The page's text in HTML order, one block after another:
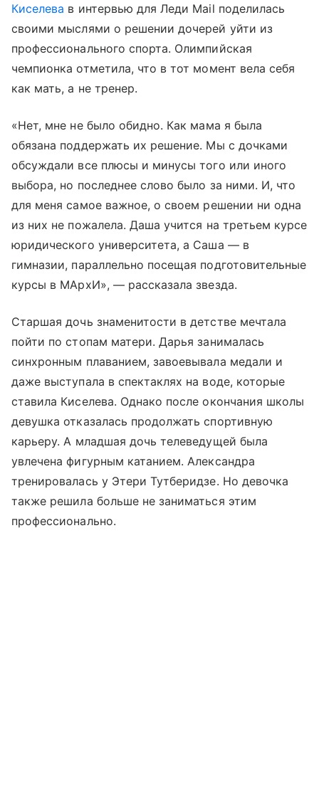
Киселева в интервью для Леди Mail поделилась
своими мыслями о решении дочерей уйти из
профессионального спорта. Олимпийская
чемпионка отметила, что в тот момент вела себя
как мать, а не тренер.
«Нет, мне не было обидно. Как мама я была
обязана поддержать их решение. Мы с дочками
обсуждали все плюсы и минусы того или иного
выбора, но последнее слово было за ними. И, что
для меня самое важное, о своем решении ни одна
из них не пожалела. Даша учится на третьем курсе
юридического университета, а Саша — в
гимназии, параллельно посещая подготовительные
курсы в МАрхИ», — рассказала звезда.
Старшая дочь знаменитости в детстве мечтала
пойти по стопам матери. Дарья занималась
синхронным плаванием, завоевывала медали и
даже выступала в спектаклях на воде, которые
ставила Киселева. Однако после окончания школы
девушка отказалась продолжать спортивную
карьеру. А младшая дочь телеведущей была
увлечена фигурным катанием. Александра
тренировалась у Этери Тутберидзе. Но девочка
также решила больше не заниматься этим
профессионально.